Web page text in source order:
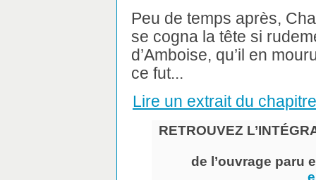
Peu de temps après,
se cogna la tête si
d’Amboise, qu’il en
ce fut...
Lire un extrait du
RETROUVEZ
de l’ouvrage paru